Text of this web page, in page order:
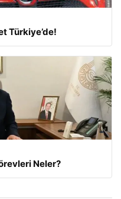
Türkiye’de!
Neler?